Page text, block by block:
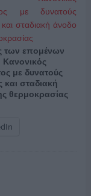
των επομένων
με δυνατούς
και σταδιακή
θερμοκρασίας